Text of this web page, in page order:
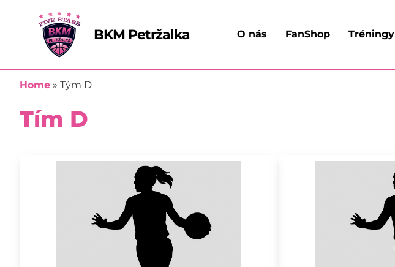
BKM Petržalka O nás FanShop Tréningy
Home » Tým D
Tím D